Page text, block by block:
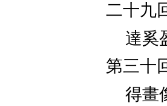
二十九
達奚
第三十
得畫